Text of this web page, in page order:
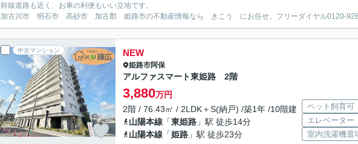
幹線道路も近く、お車の利便もいい立地です。
加古川市 明石市 高砂市 加古郡 姫路市の不動産情報なら きこう にお任せ。フリーダイヤル0120-
中古マンション NEW
姫路市阿保
アルファスマート東姫路 2階
3,880万円
2階 / 76.43㎡ / 2LDK＋S(納戸) /築1年 /10階建
山陽本線 「東姫路 」駅 徒歩14分
山陽本線 「姫路 」駅 徒歩23分
ペット飼育可
エレベーター
室内洗濯機置